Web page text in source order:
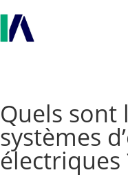
Quels sont
systèmes
électriques